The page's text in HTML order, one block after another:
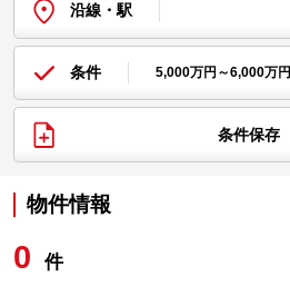
沿線・駅
条件 5,000万円～6,000万円
条件保存
物件情報
0 件